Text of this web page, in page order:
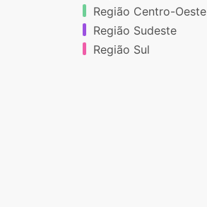
Região Centro-Oeste
Região Sudeste
Região Sul